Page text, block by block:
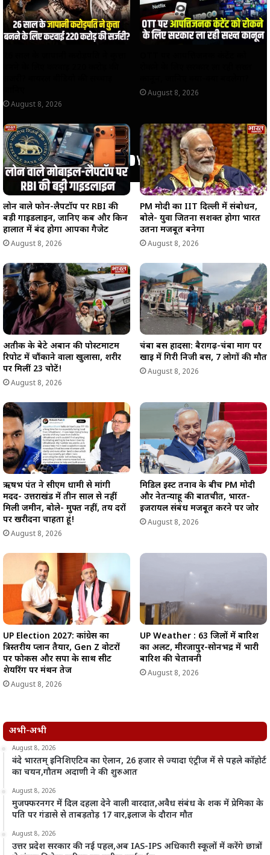
August 8, 2026
August 8, 2026
लोन वाले फोन-लैपटॉप पर RBI की
बड़ी गाइडलाइन, जानिए कब और किन
हालात में बंद होगा आपका गैजेट
August 8, 2026
PM मोदी का IIT दिल्ली में संबोधन,
बोले- युवा जितना सशक्त होगा भारत
उतना मजबूत बनेगा
August 8, 2026
अतीक के बेटे अबान की पोस्टमार्टम
रिपोर्ट में चौंकाने वाला खुलासा, शरीर
पर मिलीं 23 चोटें!
August 8, 2026
चंबा बस हादसा: बैरागढ़-चंबा मार्ग पर
खाई में गिरी निजी बस, 7 लोगों की मौत
August 8, 2026
ऋषभ पंत ने सीएम धामी से मांगी
मदद- उत्तराखंड में तीन साल से नहीं
मिली जमीन, बोले- मुफ्त नहीं, तय दरों
पर खरीदना चाहता हूं!
August 8, 2026
मिडिल ईस्ट तनाव के बीच PM मोदी
और नेतन्याहू की बातचीत, भारत-
इजरायल संबंध मजबूत करने पर जोर
August 8, 2026
UP Election 2027: कांग्रेस का
त्रिस्तरीय प्लान तैयार, Gen Z वोटरों
पर फोकस और सपा के साथ सीट
शेयरिंग पर मंथन तेज
August 8, 2026
UP Weather : 63 जिलों में बारिश
का अलर्ट, मीरजापुर-सोनभद्र में भारी
बारिश की चेतावनी
August 8, 2026
अभी-अभी
August 8, 2026
वंदे भारतम् इनिशिएटिव का ऐलान, 26 हजार से ज्यादा एंट्रीज में से पहले कॉहोर्ट
का चयन,गौतम अदाणी ने की शुरुआत
August 8, 2026
मुजफ्फरनगर में दिल दहला देने वाली वारदात,अवैध संबंध के शक में प्रेमिका के
पति पर गंडासे से ताबड़तोड़ 17 वार,इलाज के दौरान मौत
August 8, 2026
उत्तर प्रदेश सरकार की नई पहल,अब IAS-IPS अधिकारी स्कूलों में करेंगे छात्रों